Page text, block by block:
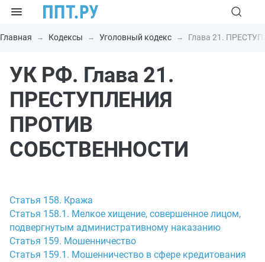
Главная Кодексы Уголовный кодекс Глава 21.
УК РФ. Глава 21.
ПРЕСТУПЛЕНИЯ
ПРОТИВ
СОБСТВЕННОСТИ
Статья 158. Кража
Статья 158.1. Мелкое хищение, совершенное лицом,
подвергнутым административному наказанию
Статья 159. Мошенничество
Статья 159.1. Мошенничество в сфере кредитования